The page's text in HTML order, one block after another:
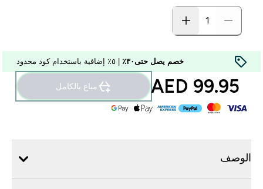
خصم يصل حتى٣٠٪
99.95 AED‎ مباع بالكامل
الوصف